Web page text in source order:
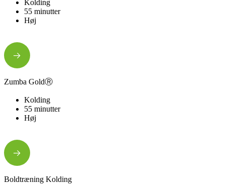
Kolding
55 minutter
Høj
Zumba GoldⓇ
Kolding
55 minutter
Høj
Boldtræning Kolding